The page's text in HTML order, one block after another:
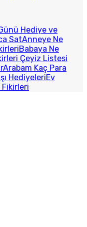
Hediye ve
SatAnneye Ne
Babaya Ne
Çeyiz Listesi
Arabam Kaç Para
HediyeleriEv
Fikirleri